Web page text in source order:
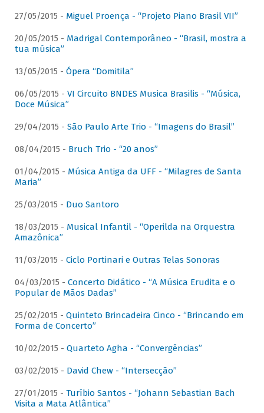
27/05/2015 - Miguel Proença - “Projeto Piano Brasil VII”
20/05/2015 - Madrigal Contemporâneo - “Brasil, mostra a
tua música”
13/05/2015 - Ópera “Domitila”
06/05/2015 - VI Circuito BNDES Musica Brasilis - “Música,
Doce Música”
29/04/2015 - São Paulo Arte Trio - “Imagens do Brasil”
08/04/2015 - Bruch Trio - “20 anos”
01/04/2015 - Música Antiga da UFF - “Milagres de Santa
Maria”
25/03/2015 - Duo Santoro
18/03/2015 - Musical Infantil - “Operilda na Orquestra
Amazônica”
11/03/2015 - Ciclo Portinari e Outras Telas Sonoras
04/03/2015 - Concerto Didático - “A Música Erudita e o
Popular de Mãos Dadas”
25/02/2015 - Quinteto Brincadeira Cinco - “Brincando em
Forma de Concerto”
10/02/2015 - Quarteto Agha - “Convergências”
03/02/2015 - David Chew - “Intersecção”
27/01/2015 - Turíbio Santos - “Johann Sebastian Bach
Visita a Mata Atlântica”